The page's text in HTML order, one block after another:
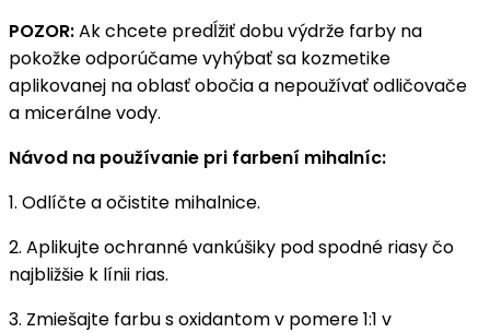
POZOR:Ak chcete predĺžiť dobu výdrže farby na
pokožke odporúčame vyhýbať sa kozmetike
aplikovanej na oblasť obočia a nepoužívať odličovače
a micerálne vody.
Návod na používanie pri farbení mihalníc:
1. Odlíčte a očistite mihalnice.
2. Aplikujte ochranné vankúšiky pod spodné riasy čo
najbližšie k línii rias.
3. Zmiešajte farbu s oxidantom v pomere 1:1 v